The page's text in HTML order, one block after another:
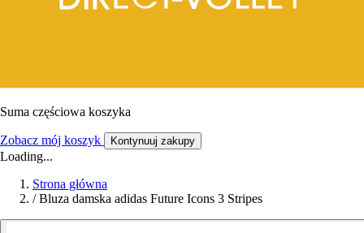
Suma częściowa koszyka
Zobacz mój koszyk Kontynuuj zakupy
Loading...
Strona główna
/ Bluza damska adidas Future Icons 3 Stripes